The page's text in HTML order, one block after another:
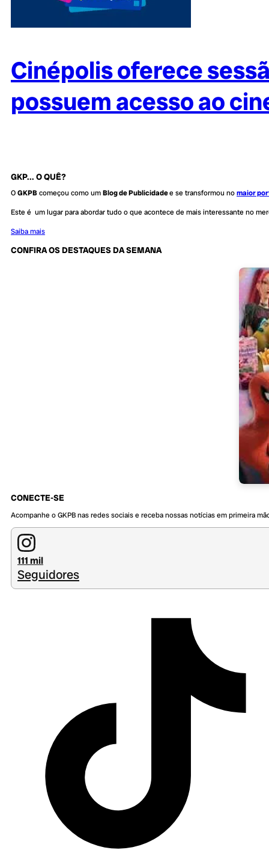
Cinépolis oferece
possuem acesso ao
GKP... O QUÊ?
OGKPBcomeçou como umBlog de Publicidadee se transformou nomaior
Este é um lugar para abordar tudo o que acontece de mais interessante no
Saiba mais
CONFIRA OS DESTAQUES DA SEMANA
CONECTE-SE
Acompanhe o GKPB nas redes sociais e receba nossas notícias em primeira
111 mil
Seguidores